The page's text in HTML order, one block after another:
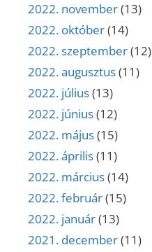
2022. november(13)
2022. október(14)
2022. szeptember(12)
2022. augusztus(11)
2022. július(13)
2022. június(12)
2022. május(15)
2022. április(11)
2022. március(14)
2022. február(15)
2022. január(13)
2021. december(11)